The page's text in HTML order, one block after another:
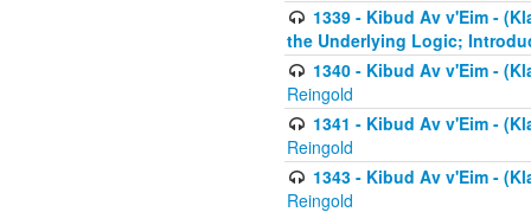
1339 - Kibud Av v'Eim -
the Underlying Logic;
1340 - Kibud Av v'Eim -
Reingold
1341 - Kibud Av v'Eim -
Reingold
1343 - Kibud Av v'Eim -
Reingold